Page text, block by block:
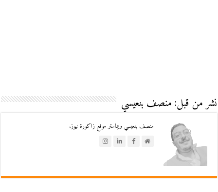
نشر من قبل: منصف بنعيسي
منصف بنعيسي ويبماستر موقع زاكورة نيوز.